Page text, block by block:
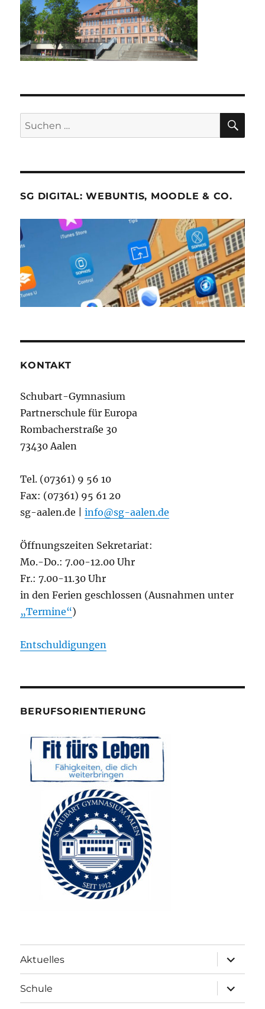
Suche
nach:
SG DIGITAL: WEBUNTIS, MOODLE & CO.
KONTAKT
Schubart-Gymnasium
Partnerschule für Europa
Rombacherstraße 30
73430 Aalen
Tel. (07361) 9 56 10
Fax: (07361) 95 61 20
sg-aalen.de |info@sg-aalen.de
Öffnungszeiten Sekretariat:
Mo.-Do.: 7.00-12.00 Uhr
Fr.: 7.00-11.30 Uhr
in den Ferien geschlossen (Ausnahmen unter
„Termine“)
Entschuldigungen
BERUFSORIENTIERUNG
Aktuelles
anzeigen
Schule
anzeigen